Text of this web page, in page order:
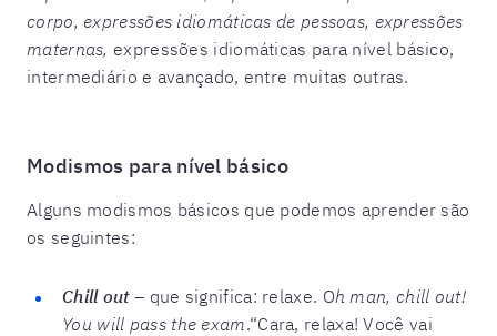
corpo, expressões idiomáticas de pessoas, expressões
maternas, expressões idiomáticas para nível básico,
intermediário e avançado, entre muitas outras.
Modismos para nível básico
Alguns modismos básicos que podemos aprender são
os seguintes:
Chill out– que significa: relaxe. Oh man, chill out!
You will pass the exam.“Cara, relaxa! Você vai